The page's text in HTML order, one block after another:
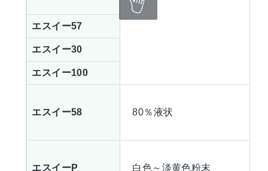
エスイー57
エスイー30
エスイー100
エスイー58 80％液状
エスイーP 白色～淡黄色粉末